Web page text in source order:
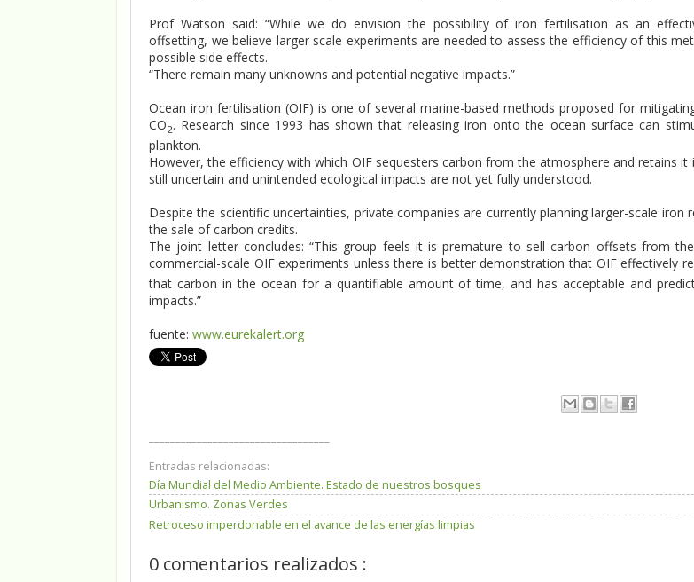
Prof Watson said: “While we do envision the possibility of iron fertilisation as an
offsetting, we believe larger scale experiments are needed to assess the efficiency of this
possible side effects.
“There remain many unknowns and potential negative impacts.”
Ocean iron fertilisation (OIF) is one of several marine-based methods proposed for
CO2. Research since 1993 has shown that releasing iron onto the ocean surface can
plankton.
However, the efficiency with which OIF sequesters carbon from the atmosphere and retains it
still uncertain and unintended ecological impacts are not yet fully understood.
Despite the scientific uncertainties, private companies are currently planning larger-scale iron
the sale of carbon credits.
The joint letter concludes: “This group feels it is premature to sell carbon offsets from
commercial-scale OIF experiments unless there is better demonstration that OIF effectively
that carbon in the ocean for a quantifiable amount of time, and has acceptable and
impacts.”
fuente: www.eurekalert.org
Entradas relacionadas:
Día Mundial del Medio Ambiente. Estado de nuestros bosques
Urbanismo. Zonas Verdes
Retroceso imperdonable en el avance de las energías limpias
0 comentarios realizados :